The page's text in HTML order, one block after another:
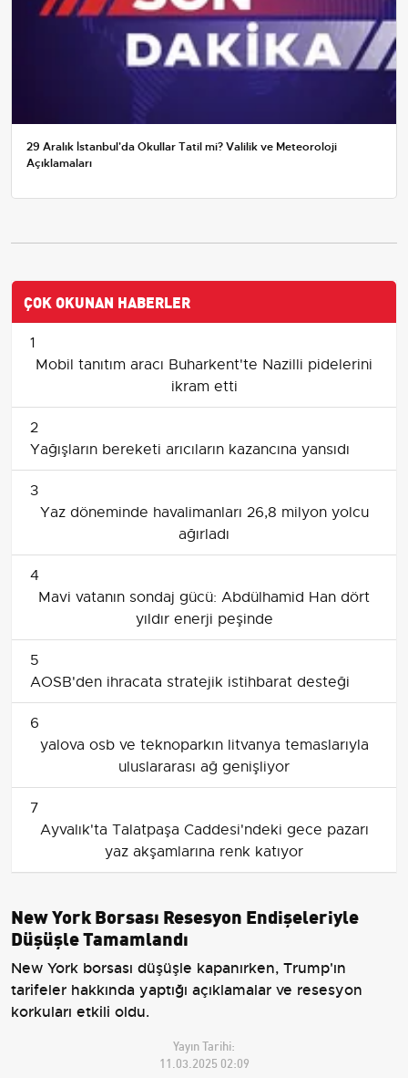
29 Aralık İstanbul'da Okullar Tatil mi? Valilik ve Meteoroloji
Açıklamaları
ÇOK OKUNAN HABERLER
1
Mobil tanıtım aracı Buharkent'te Nazilli pidelerini
ikram etti
2
Yağışların bereketi arıcıların kazancına yansıdı
3
Yaz döneminde havalimanları 26,8 milyon yolcu
ağırladı
4
Mavi vatanın sondaj gücü: Abdülhamid Han dört
yıldır enerji peşinde
5
AOSB'den ihracata stratejik istihbarat desteği
6
yalova osb ve teknoparkın litvanya temaslarıyla
uluslararası ağ genişliyor
7
Ayvalık'ta Talatpaşa Caddesi'ndeki gece pazarı
yaz akşamlarına renk katıyor
New York Borsası Resesyon Endişeleriyle
Düşüşle Tamamlandı
New York borsası düşüşle kapanırken, Trump'ın
tarifeler hakkında yaptığı açıklamalar ve resesyon
korkuları etkili oldu.
Yayın Tarihi:
11.03.2025 02:09